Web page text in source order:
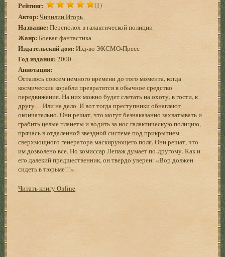
Рейтинг: (1)
Автор: Чичилин Игорь
Название: Переполох в галактической полиции
Жанр: Боевая фантастика
Издательский дом:Изд-во ЭКСМО-Пресс
Год издания: 2000
Аннотация:
Осталось совсем немного времени до того момента, когда
космические корабли превратятся в обычное средство
передвижения. На них можно будет слетать на охоту, в гости, к
другу… Или на дело. И вот тогда преступники обнаглеют
окончательно. Они решат, что могут безнаказанно захватывать и
грабить целые планеты и водить за нос галактическую полицию,
прячась в отдаленной звездной системе под прикрытием
сверхмощного генератора маскирующего поля. Они решат, что
им дозволено все. Но комиссар Лепаж думает по-другому. Как и
его далекий предшественник, он твердо уверен: «Вор должен
сидеть в тюрьме!!!»
Читать книгу Online